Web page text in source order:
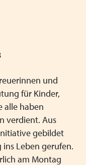
Schließen
Schließen
in
Portal
und
für Kinder,
alle haben
verdient. Aus
gebildet
Leben gerufen.
am Montag